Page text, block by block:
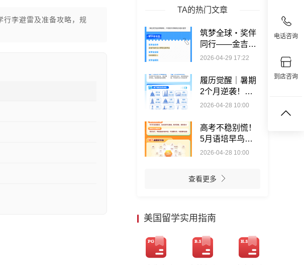
电话咨询
到店咨询
行李避雷及准备攻略，规
TA的热门文章
筑梦全球・奖伴
同行——金吉列
奖学金系列直播
2026-04-29 17:22
履历觉醒｜暑期
2个月逆袭！留
学党必看的科研
2026-04-28 10:00
高考不稳别慌！
5月语培早鸟计
划，留学保底双
2026-04-28 10:00
查看更多
美国留学实用指南